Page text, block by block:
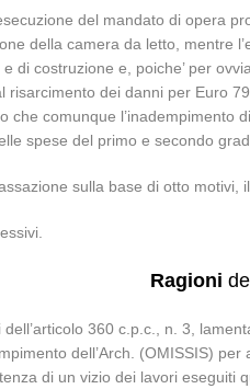
del mandato di opera
della camera da letto,
di costruzione e, poiche’ per
risarcimento dei danni per Euro
comunque
spese del primo e secondo
sulla base di otto motivi,
Ragioni
360 c.p.c., n. 3,
dell’Arch. (OMISSIS)
di un vizio dei lavori